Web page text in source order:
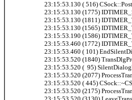
23:15:53.130 ( 516)
23:15:53.130 (1775)
23:15:53.130 (1811)
23:15:53.130 (1565)
23:15:53.190 (1586)
23:15:53.460 (1772)
23:15:53.460 ( 101)
23:15:53.520 (1840)
23:15:53.520 ( 95)
23:15:53.520 (2077)
23:15:53.520 ( 445)
23:15:53.520 (2175)